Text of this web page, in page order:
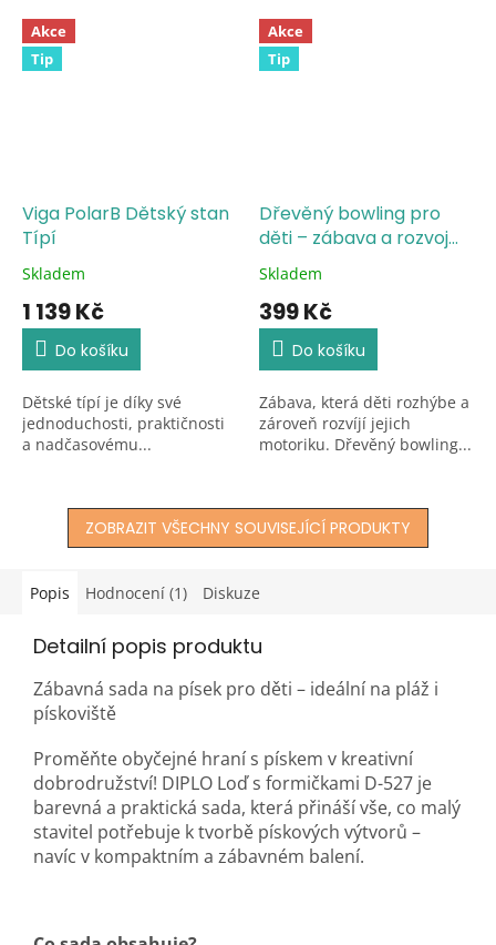
Akce
Tip
Viga PolarB Dětský stan
Típí
Průměrné
hodnocení
produktu
5,0
5
hvězdiček.
Skladem
1 139 Kč
Do košíku
Dětské típí je díky své
jednoduchosti, praktičnosti
a nadčasovému...
Akce
Tip
Dřevěný bowling pro
děti – zábava a rozvoj
motoriky od 3 let
Průměrné
hodnocení
produktu
5,0
5
hvězdiček.
Skladem
399 Kč
Do košíku
Zábava, která děti rozhýbe a
zároveň rozvíjí jejich
motoriku. Dřevěný bowling...
ZOBRAZIT VŠECHNY SOUVISEJÍCÍ PRODUKTY
Popis Hodnocení (1) Diskuze
Detailní popis produktu
Zábavná sada na písek pro děti – ideální na pláž i
pískoviště
Proměňte obyčejné hraní s pískem v kreativní
dobrodružství! DIPLO Loď s formičkami D-527 je
barevná a praktická sada, která přináší vše, co malý
stavitel potřebuje k tvorbě pískových výtvorů –
navíc v kompaktním a zábavném balení.